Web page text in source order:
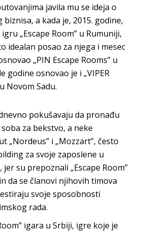
javila mu se ideja o
a kada je, 2015. godine,
„Escape Room” u Rumuniji,
idealan posao za njega i mesec
„PIN Escape Rooms” u
godine osnovao je i „VIPER
Novom Sadu.
pokušavaju da pronađu
za bekstvo, a neke
„Nordeus” i „Mozzart”, često
za svoje zaposlene u
su prepoznali „Escape Room”
da se članovi njihovih timova
svoje sposobnosti
rada.
igara u Srbiji, igre koje je